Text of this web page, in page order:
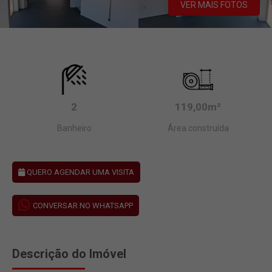
VER MAIS FOTOS
2
Banheiro
119,00m²
Área construída
QUERO AGENDAR UMA VISITA
CONVERSAR NO WHATSAPP
Descrição do Imóvel